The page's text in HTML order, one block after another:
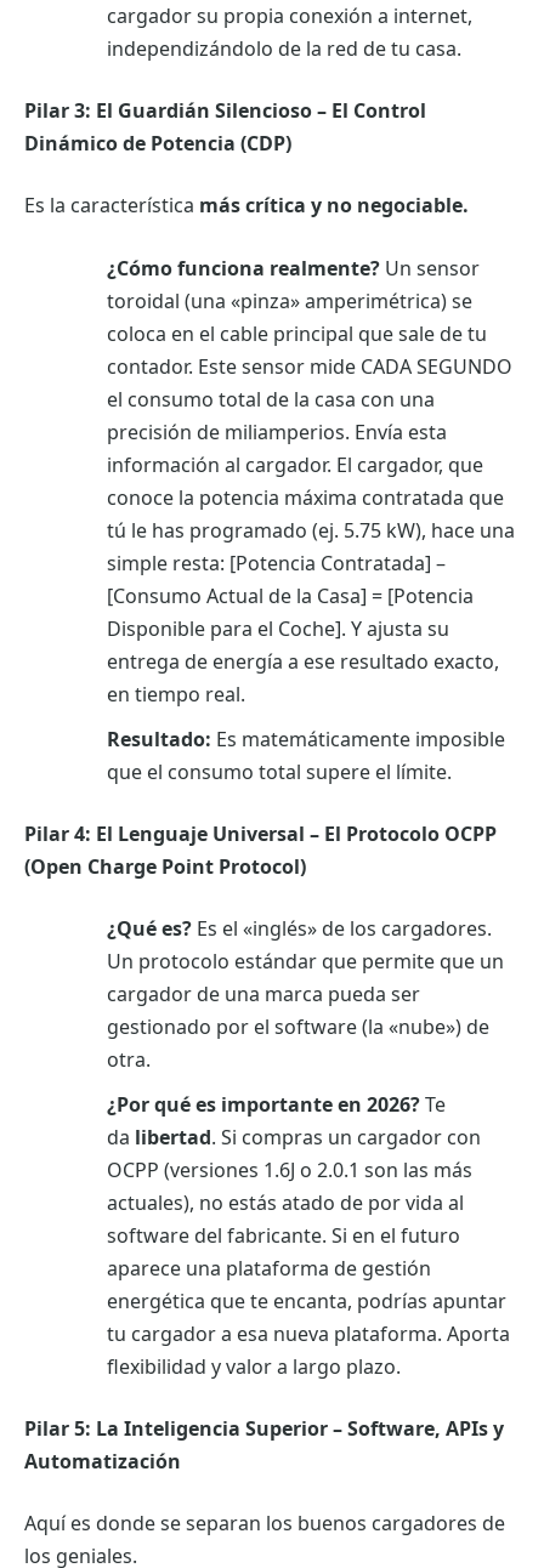
cargador su propia conexión a internet,
independizándolo de la red de tu casa.
Pilar 3: El Guardián Silencioso – El Control
Dinámico de Potencia (CDP)
Es la característica más crítica y no negociable.
¿Cómo funciona realmente? Un sensor
toroidal (una «pinza» amperimétrica) se
coloca en el cable principal que sale de tu
contador. Este sensor mide CADA SEGUNDO
el consumo total de la casa con una
precisión de miliamperios. Envía esta
información al cargador. El cargador, que
conoce la potencia máxima contratada que
tú le has programado (ej. 5.75 kW), hace una
simple resta: [Potencia Contratada] –
[Consumo Actual de la Casa] = [Potencia
Disponible para el Coche]. Y ajusta su
entrega de energía a ese resultado exacto,
en tiempo real.
Resultado: Es matemáticamente imposible
que el consumo total supere el límite.
Pilar 4: El Lenguaje Universal – El Protocolo OCPP
(Open Charge Point Protocol)
¿Qué es? Es el «inglés» de los cargadores.
Un protocolo estándar que permite que un
cargador de una marca pueda ser
gestionado por el software (la «nube») de
otra.
¿Por qué es importante en 2026?Te
da libertad. Si compras un cargador con
OCPP (versiones 1.6J o 2.0.1 son las más
actuales), no estás atado de por vida al
software del fabricante. Si en el futuro
aparece una plataforma de gestión
energética que te encanta, podrías apuntar
tu cargador a esa nueva plataforma. Aporta
flexibilidad y valor a largo plazo.
Pilar 5: La Inteligencia Superior – Software, APIs y
Automatización
Aquí es donde se separan los buenos cargadores de
los geniales.